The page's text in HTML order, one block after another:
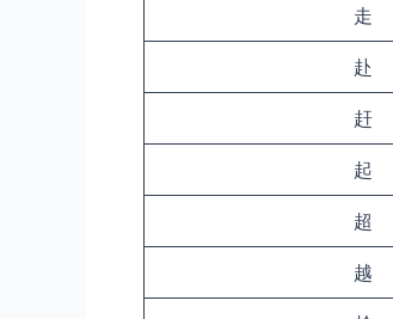
走
赴
赶
起
超
越